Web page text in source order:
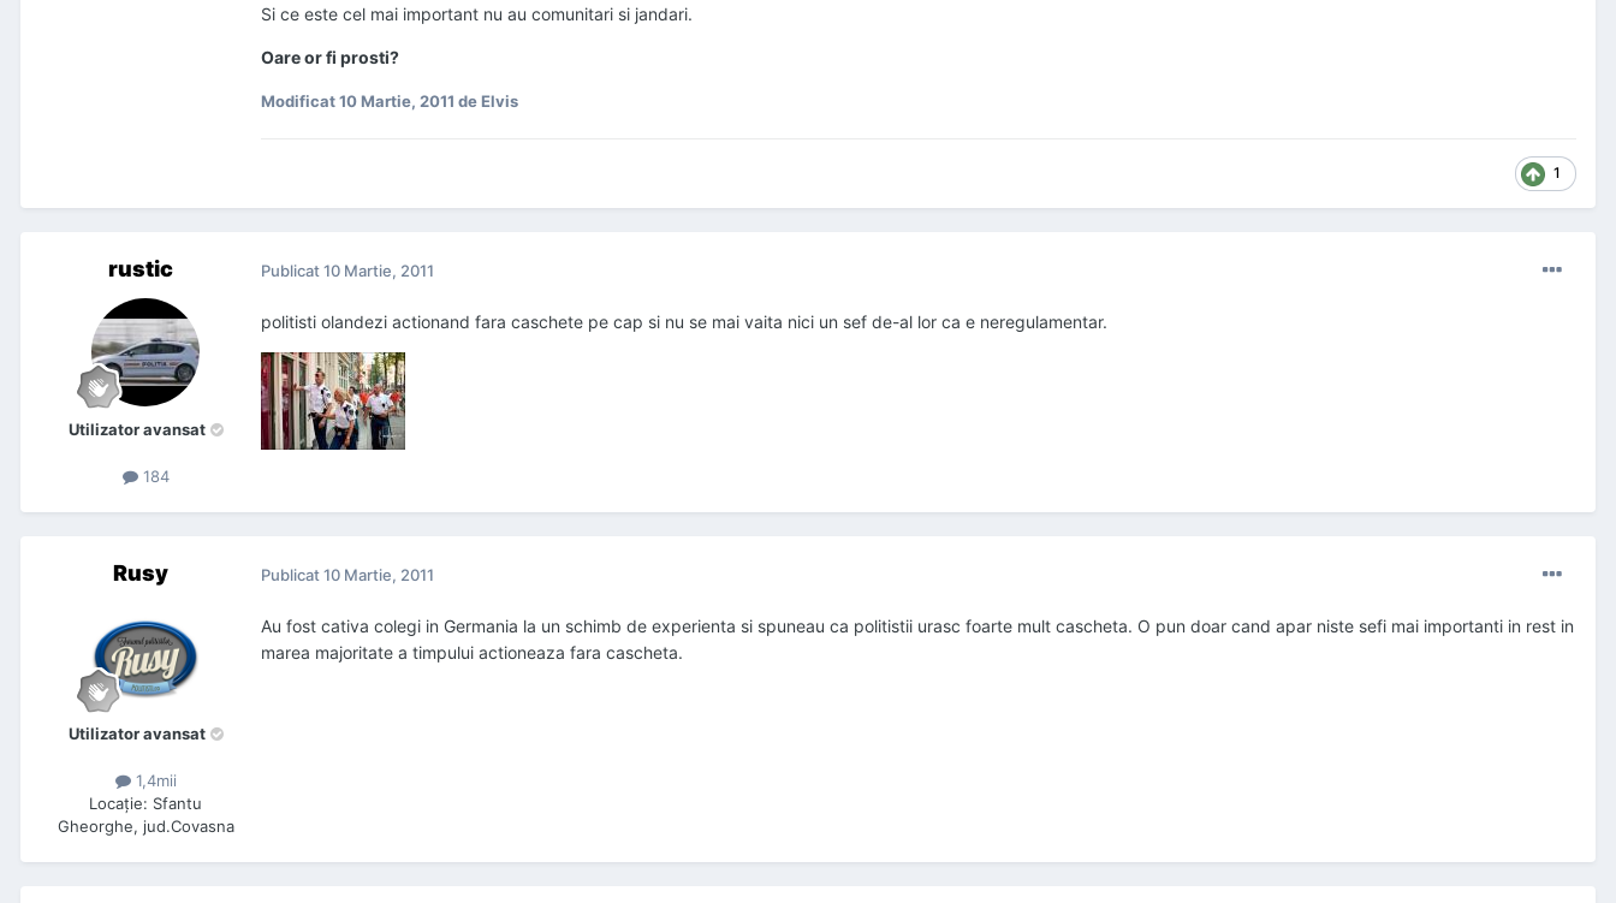
Si ce este cel mai important nu au comunitari si jandari.
Oare or fi prosti?
Modificat10 Martie, 2011 de Elvis
1
rustic
Utilizator avansat
184
Publicat10 Martie, 2011
politisti olandezi actionand fara caschete pe cap si nu se mai vaita nici un sef de-al lor ca e neregulamentar.
Rusy
Utilizator avansat
1,4mii
Locaţie: Sfantu
Gheorghe, jud.Covasna
Publicat10 Martie, 2011
Au fost cativa colegi in Germania la un schimb de experienta si spuneau ca politistii urasc foarte mult cascheta. O pun doar cand apar niste sefi mai importanti in rest in
marea majoritate a timpului actioneaza fara cascheta.